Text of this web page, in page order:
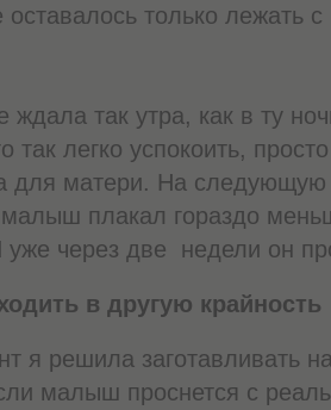
только лежать
ждала так утра, как в ту
так легко успокоить,
для матери. На следующую
малыш плакал гораздо
через две недели он
в другую крайность
я решила заготавливать
малыш проснется с